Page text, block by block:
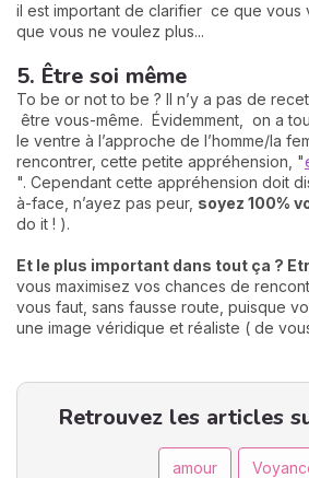
il est important de clarifier ce que vous
que vous ne voulez plus...
5. Être soi même
To be or not to be ? Il n’y a pas de
être vous-même. Évidemment, on a
le ventre à l’approche de l’homme/la
rencontrer, cette petite appréhension, "
". Cependant cette appréhension doit
à-face, n’ayez pas peur, soyez 100%
do it ! ).
Et le plus important dans tout ça ?
vous maximisez vos chances de
vous faut, sans fausse route, puisque
une image véridique et réaliste ( de
Retrouvez les articles
amour